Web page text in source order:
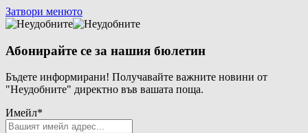
Затвори менюто
Абонирайте се за нашия бюлетин
Бъдете информирани! Получавайте важните новини от
"Неудобните" директно във вашата поща.
Имейл*